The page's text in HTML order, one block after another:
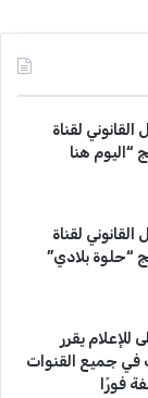
القانوني لقناة
“اليوم هنا
القانوني لقناة
“حلوة بلادي”
للإعلام يقرر
في جميع القنوات
فورًا